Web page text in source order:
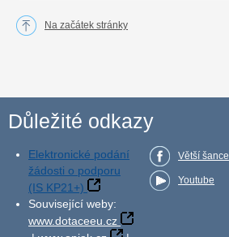
Na začátek stránky
Důležité odkazy
Elektronické podání
žádosti o podporu
(IS KP21+)
Související weby:
www.dotaceeu.cz
Větší šance
Youtube